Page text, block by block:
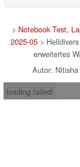
> Notebook Test,
2025-05> Helldivers
erweitertes
Autor:
loading failed!